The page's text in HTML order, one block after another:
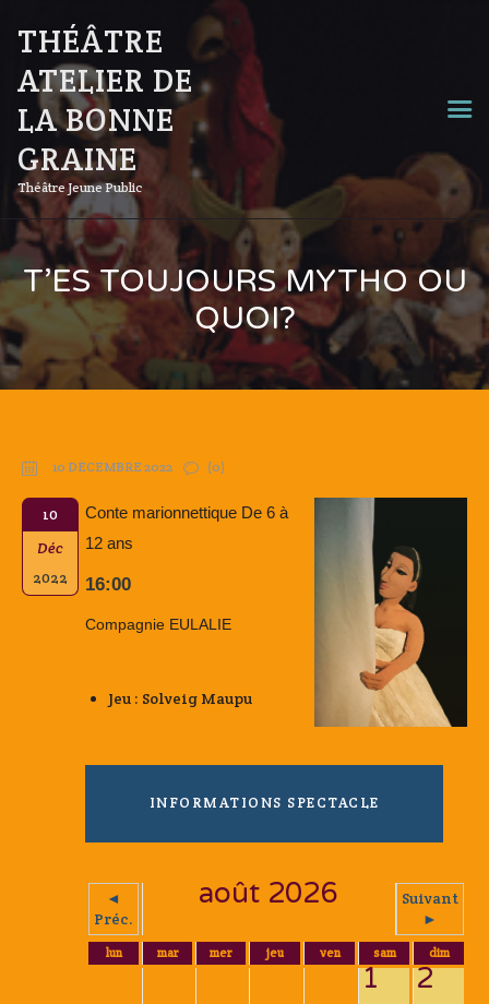
THÉÂTRE
ATELIER DE
LA BONNE
GRAINE
Théâtre Jeune Public
T’ES TOUJOURS MYTHO OU
QUOI?
10 DÉCEMBRE 2022 (0)
10
Déc
2022
Conte marionnettique De 6 à
12 ans
16:00
Compagnie EULALIE
Jeu : Solveig Maupu
INFORMATIONS SPECTACLE
◄
Préc.
août 2026
Suivant
►
lun mar mer jeu ven sam dim
1
2